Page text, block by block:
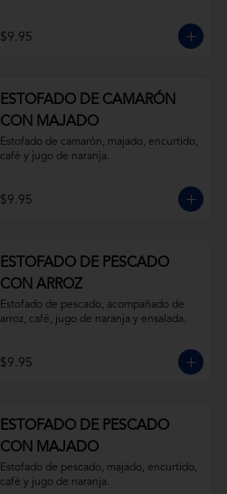
$9.95
ESTOFADO DE CAMARÓN
CON MAJADO
Estofado de camarón, majado, encurtido,
café y jugo de naranja.
$9.95
ESTOFADO DE PESCADO
CON ARROZ
Estofado de pescado, acompañado de
arroz, café, jugo de naranja y ensalada.
$9.95
ESTOFADO DE PESCADO
CON MAJADO
Estofado de pescado, majado, encurtido,
café y jugo de naranja.